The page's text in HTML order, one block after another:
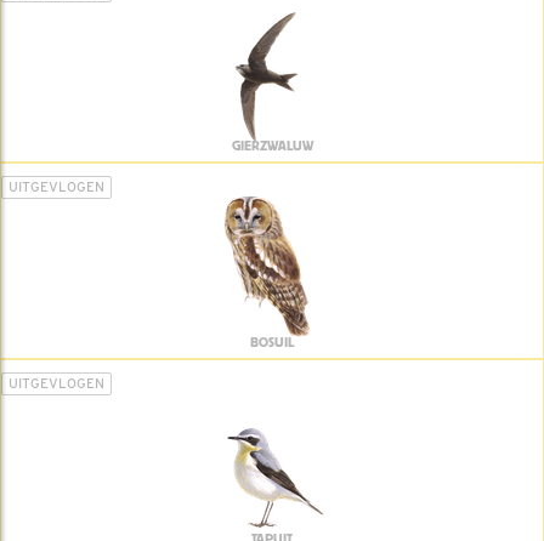
GIERZWALUW
UITGEVLOGEN
BOSUIL
UITGEVLOGEN